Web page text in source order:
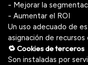
- Mejorar la
- Aumentar el ROI
Un uso adecuado de
asignación de
🔁 Cookies de terceros
Son instaladas por